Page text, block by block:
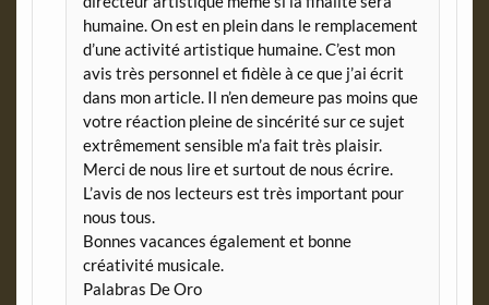
humaine. On est en plein dans le remplacement
d’une activité artistique humaine. C’est mon
avis très personnel et fidèle à ce que j’ai écrit
dans mon article. Il n’en demeure pas moins que
votre réaction pleine de sincérité sur ce sujet
extrêmement sensible m’a fait très plaisir.
Merci de nous lire et surtout de nous écrire.
L’avis de nos lecteurs est très important pour
nous tous.
Bonnes vacances également et bonne
créativité musicale.
Palabras De Oro